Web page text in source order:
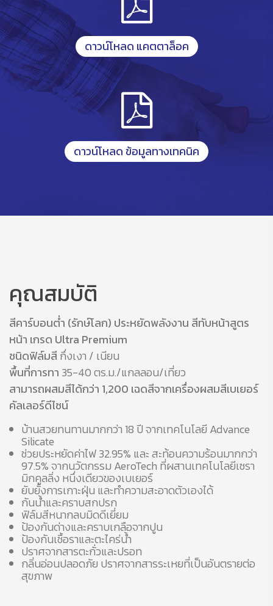
ดาวน์โหลด แคตตาล็อค
ดาวน์โหลด ข้อมูลทางเทคนิค
คุณสมบัติ
สีคาร์บอนต่ำ (รักษ์โลก) ประหยัดพลังงาน สีทับหน้าสูตร
หน้า เกรด Ultra Premium
ชนิดฟิล์มสี กึ่งเงา / เนียน
พื้นที่การทา 35-40 ตร.ม./แกลลอน/เที่ยว
สามารถผสมสีได้กว่า 1,200 เฉดสีจากเครื่องผสมสีเบเยอร์
คัลเลอร์ดีไซน์
บ้านสวยทนทานมากกว่า 18 ปี จากเทคโนโลยี Advance
Silicate
ช่วยประหยัดค่าไฟ 32.95% และ สะท้อนความร้อนมากกว่า
97.5% จากนวัตกรรม AeroTech ที่ผสานเทคโนโลยีเซรา
มิกคูลลิ่ง หนึ่งเดียวของเบเยอร์
ยับยั้งการเกาะฝุ่น และทำความสะอาดตัวเองได้
กันน้ำและคราบสกปรก
ฟิล์มสีหนากลบมิดดีเยี่ยม
ป้องกันด่างและคราบเกลือจากปูน
ป้องกันเชื้อราและตะไคร่น้ำ
ปราศจากสารตะกั่วและปรอท
กลิ่นอ่อนปลอดภัย ปราศจากสารระเหยที่เป็นอันตรายต่อ
สุขภาพ